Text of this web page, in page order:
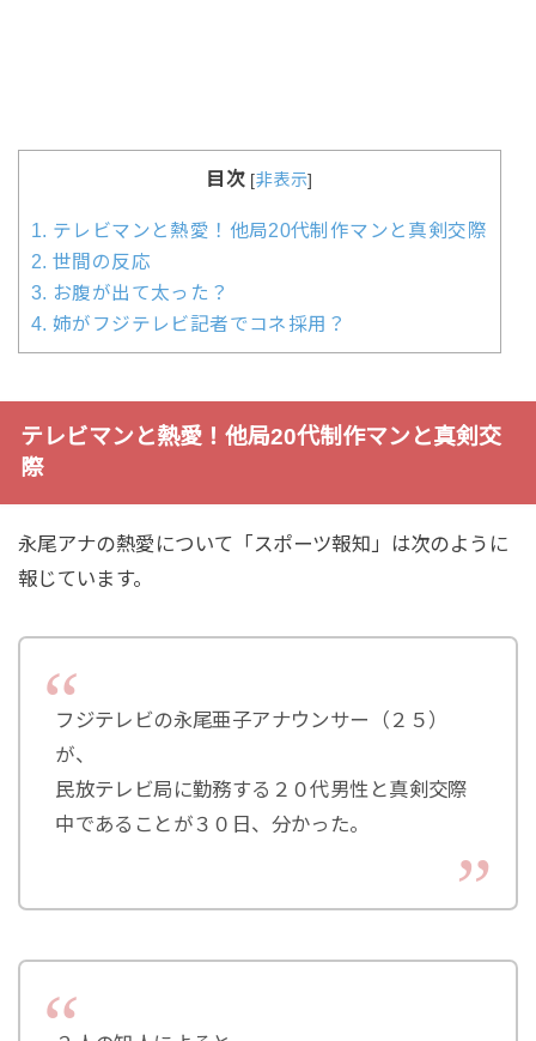
目次 [非表示]
1. テレビマンと熱愛！他局20代制作マンと真剣交際
2. 世間の反応
3. お腹が出て太った？
4. 姉がフジテレビ記者でコネ採用？
テレビマンと熱愛！他局20代制作マンと真剣交
際
永尾アナの熱愛について「スポーツ報知」は次のように
報じています。
フジテレビの永尾亜子アナウンサー（２５）
が、
民放テレビ局に勤務する２０代男性と真剣交際
中であることが３０日、分かった。